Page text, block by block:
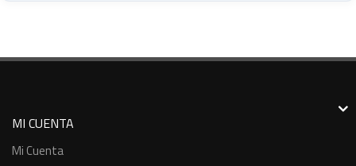
MI CUENTA
Mi Cuenta